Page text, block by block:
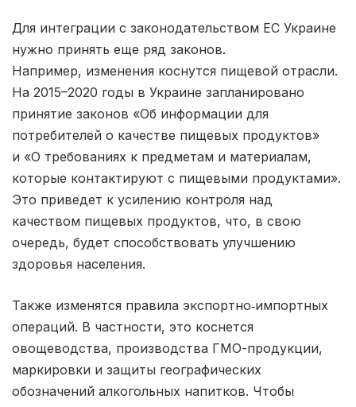
Для интеграции с законодательством ЕС Украине
нужно принять еще ряд законов.
Например, изменения коснутся пищевой отрасли.
На 2015–2020 годы в Украине запланировано
принятие законов «Об информации для
потребителей о качестве пищевых продуктов»
и «О требованиях к предметам и материалам,
которые контактируют с пищевыми продуктами».
Это приведет к усилению контроля над
качеством пищевых продуктов, что, в свою
очередь, будет способствовать улучшению
здоровья населения.
Также изменятся правила экспортно‑­импортных
операций. В частности, это коснется
овощеводства, производства ГМО-продукции,
маркировки и защиты географических
обозначений алкогольных напитков. Чтобы